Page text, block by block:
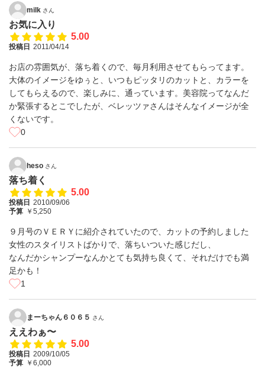
milk さん
お気に入り
5.00
投稿日 2011/04/14
お店の雰囲気が、落ち着くので、毎月利用させてもらってます。
大体のイメージをゆぅと、いつもピッタリのカットと、カラーを
してもらえるので、楽しみに、通っています。美容院ってなんだ
か緊張するとこでしたが、ベレッツァさんはそんなイメージが全
くないです。
0
heso さん
落ち着く
5.00
投稿日 2010/09/06
予算 ￥5,250
９月号のＶＥＲＹに紹介されていたので、カットの予約しました
女性のスタイリストばかりで、落ちいついた感じだし、
なんだかシャンプーなんかとても気持ち良くて、それだけでも満
足かも！
1
まーちゃん６０６５ さん
ええわぁ〜
5.00
投稿日 2009/10/05
予算 ￥6,000